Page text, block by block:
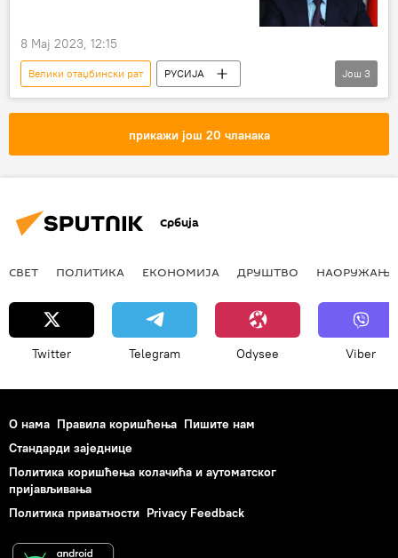
8 Мај 2023, 12:15
Велики отаџбински рат
РУСИЈА
Владимир Путин
Дан победе
Још 3
прикажи још 20 чланака
Србија
СВЕТ ПОЛИТИКА ЕКОНОМИЈА ДРУШТВО НАОРУЖАЊЕ
Twitter Telegram Odysee Viber
О нама Правила коришћења Пишите нам
Стандарди заједнице
Политика коришћења колачића и аутоматског
пријављивања
Политика приватности Privacy Feedback